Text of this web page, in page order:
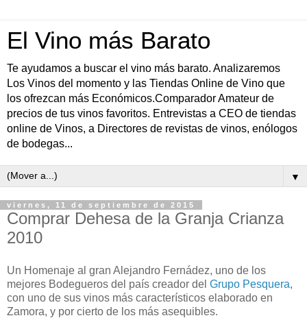
El Vino más Barato
Te ayudamos a buscar el vino más barato. Analizaremos
Los Vinos del momento y las Tiendas Online de Vino que
los ofrezcan más Económicos.Comparador Amateur de
precios de tus vinos favoritos. Entrevistas a CEO de tiendas
online de Vinos, a Directores de revistas de vinos, enólogos
de bodegas...
▼
viernes, 11 de septiembre de 2015
Comprar Dehesa de la Granja Crianza
2010
Un Homenaje al gran Alejandro Fernádez, uno de los
mejores Bodegueros del país creador del Grupo Pesquera,
con uno de sus vinos más característicos elaborado en
Zamora, y por cierto de los más asequibles.